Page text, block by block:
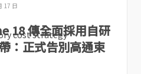
17 日
18 傳全面採用自研
：正式告別高通束